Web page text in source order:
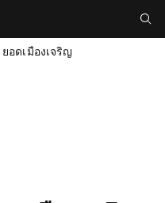
อดเมืองเจริญ